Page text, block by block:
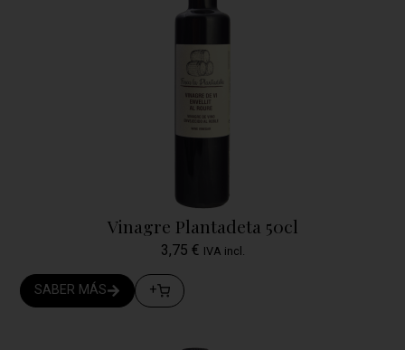
Vinagre Plantadeta 50cl
3,75 € IVA incl.
SABER MÁS +